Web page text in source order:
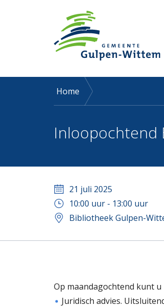
Home
Inloopochtend
21 juli 2025
10:00 uur - 13:00 uur
Bibliotheek Gulpen-
Op maandagochtend kunt
Juridisch advies.